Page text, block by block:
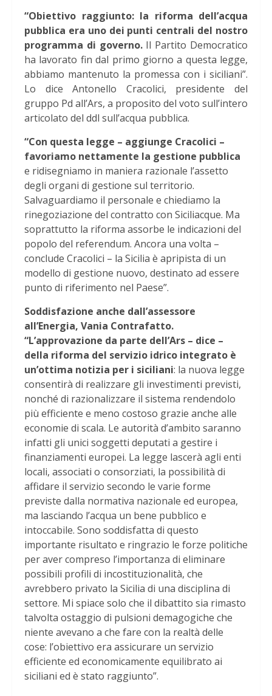
“Obiettivo raggiunto: la riforma dell’acqua
pubblica era uno dei punti centrali del nostro
programma di governo. Il Partito Democratico
ha lavorato fin dal primo giorno a questa legge,
abbiamo mantenuto la promessa con i siciliani”.
Lo dice Antonello Cracolici, presidente del
gruppo Pd all’Ars, a proposito del voto sull’intero
articolato del ddl sull’acqua pubblica.
“Con questa legge – aggiunge Cracolici –
favoriamo nettamente la gestione pubblica
e ridisegniamo in maniera razionale l’assetto
degli organi di gestione sul territorio.
Salvaguardiamo il personale e chiediamo la
rinegoziazione del contratto con Siciliacque. Ma
soprattutto la riforma assorbe le indicazioni del
popolo del referendum. Ancora una volta –
conclude Cracolici – la Sicilia è apripista di un
modello di gestione nuovo, destinato ad essere
punto di riferimento nel Paese”.
Soddisfazione anche dall’assessore
all’Energia, Vania Contrafatto.
“L’approvazione da parte dell’Ars – dice –
della riforma del servizio idrico integrato è
un’ottima notizia per i siciliani: la nuova legge
consentirà di realizzare gli investimenti previsti,
nonché di razionalizzare il sistema rendendolo
più efficiente e meno costoso grazie anche alle
economie di scala. Le autorità d’ambito saranno
infatti gli unici soggetti deputati a gestire i
finanziamenti europei. La legge lascerà agli enti
locali, associati o consorziati, la possibilità di
affidare il servizio secondo le varie forme
previste dalla normativa nazionale ed europea,
ma lasciando l’acqua un bene pubblico e
intoccabile. Sono soddisfatta di questo
importante risultato e ringrazio le forze politiche
per aver compreso l’importanza di eliminare
possibili profili di incostituzionalità, che
avrebbero privato la Sicilia di una disciplina di
settore. Mi spiace solo che il dibattito sia rimasto
talvolta ostaggio di pulsioni demagogiche che
niente avevano a che fare con la realtà delle
cose: l’obiettivo era assicurare un servizio
efficiente ed economicamente equilibrato ai
siciliani ed è stato raggiunto”.